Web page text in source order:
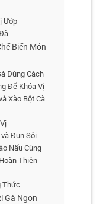
Ướp
Biến Món
Đúng Cách
Để Khóa Vị
Xào Bột Cà
Đun Sôi
Nấu Cùng
Thiện
Thức
Gà Ngon